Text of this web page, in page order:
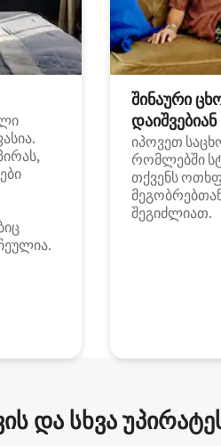
შინაური
დაიშვებიან
იპოვეთ
რომლებში
თქვენს
შეგიძლიათ.
და სხვა